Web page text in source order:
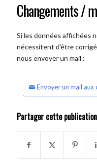
Changements /
Si les données affichées
nécessitent d'être
nous envoyer un mail :
Envoyer un mail
Partager cette publication